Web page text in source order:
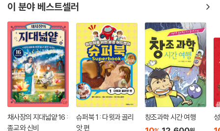
이 분야 베스트셀러
채사장의 지대넓얕 16 :
종교와 신비
슈퍼북 1 : 다윗과 골리
앗 편
창조과학 시간 여행